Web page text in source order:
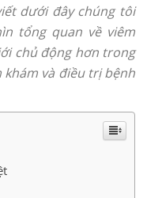
dưới đây chúng tôi
tổng quan về viêm
chủ động hơn trong
và điều trị bệnh